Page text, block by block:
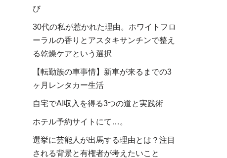
び
30代の私が惹かれた理由。ホワイトフロ
ーラルの香りとアスタキサンチンで整え
る乾燥ケアという選択
【転勤族の車事情】新車が来るまでの3
ヶ月レンタカー生活
自宅でAI収入を得る3つの道と実践術
ホテル予約サイトにて…。
選挙に芸能人が出馬する理由とは？注目
される背景と有権者が考えたいこと